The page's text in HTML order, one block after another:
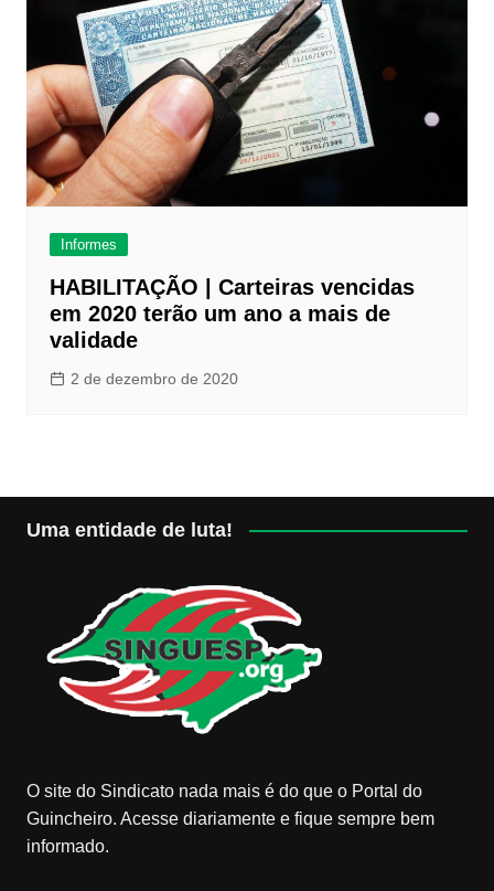
Informes
HABILITAÇÃO | Carteiras vencidas
em 2020 terão um ano a mais de
validade
2 de dezembro de 2020
Uma entidade de luta!
O site do Sindicato nada mais é do que o Portal do
Guincheiro. Acesse diariamente e fique sempre bem
informado.